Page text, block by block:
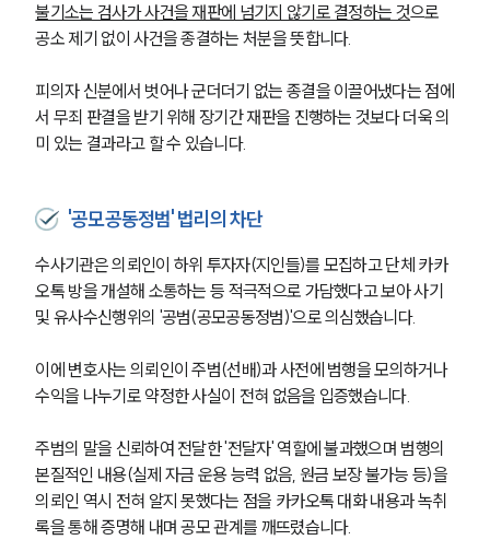
불기소는 검사가 사건을 재판에 넘기지 않기로 결정하는 것으로
공소 제기 없이 사건을 종결하는 처분을 뜻합니다.
피의자 신분에서 벗어나 군더더기 없는 종결을 이끌어냈다는 점에
서 무죄 판결을 받기 위해 장기간 재판을 진행하는 것보다 더욱 의
미 있는 결과라고 할 수 있습니다.
'공모공동정범' 법리의 차단
수사기관은 의뢰인이 하위 투자자(지인들)를 모집하고 단체 카카
오톡 방을 개설해 소통하는 등 적극적으로 가담했다고 보아 사기
및 유사수신행위의 '공범(공모공동정범)'으로 의심했습니다.
이에 변호사는 의뢰인이 주범(선배)과 사전에 범행을 모의하거나
수익을 나누기로 약정한 사실이 전혀 없음을 입증했습니다.
주범의 말을 신뢰하여 전달한 '전달자' 역할에 불과했으며 범행의
본질적인 내용(실제 자금 운용 능력 없음, 원금 보장 불가능 등)을
의뢰인 역시 전혀 알지 못했다는 점을 카카오톡 대화 내용과 녹취
록을 통해 증명해 내며 공모 관계를 깨뜨렸습니다.